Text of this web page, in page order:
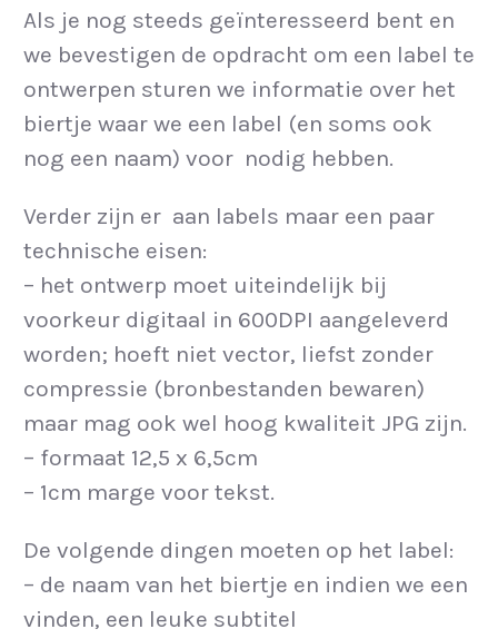
Als je nog steeds geïnteresseerd bent en
we bevestigen de opdracht om een label te
ontwerpen sturen we informatie over het
biertje waar we een label (en soms ook
nog een naam) voor nodig hebben.
Verder zijn er aan labels maar een paar
technische eisen:
– het ontwerp moet uiteindelijk bij
voorkeur digitaal in 600DPI aangeleverd
worden; hoeft niet vector, liefst zonder
compressie (bronbestanden bewaren)
maar mag ook wel hoog kwaliteit JPG zijn.
– formaat 12,5 x 6,5cm
– 1cm marge voor tekst.
De volgende dingen moeten op het label:
– de naam van het biertje en indien we een
vinden, een leuke subtitel